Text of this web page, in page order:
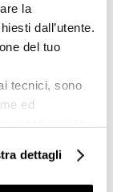
la
dall’utente.
del tuo
tecnici, sono
ed
utilizzati, solo
abitudini di
dettagli